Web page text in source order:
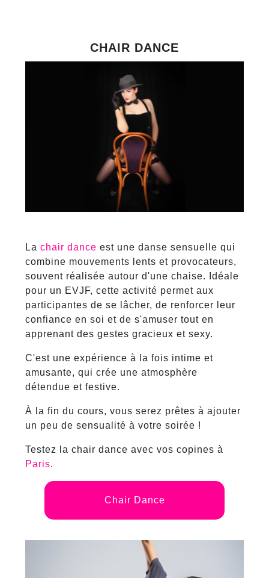
CHAIR DANCE
La chair dance est une danse sensuelle qui
combine mouvements lents et provocateurs,
souvent réalisée autour d'une chaise. Idéale
pour un EVJF, cette activité permet aux
participantes de se lâcher, de renforcer leur
confiance en soi et de s'amuser tout en
apprenant des gestes gracieux et sexy.
C'est une expérience à la fois intime et
amusante, qui crée une atmosphère
détendue et festive.
À la fin du cours, vous serez prêtes à ajouter
un peu de sensualité à votre soirée !
Testez la chair dance avec vos copines à
Paris.
Chair Dance